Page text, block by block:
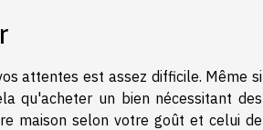
attentes est assez difficile. Même si
qu'acheter un bien nécessitant des
maison selon votre goût et celui de